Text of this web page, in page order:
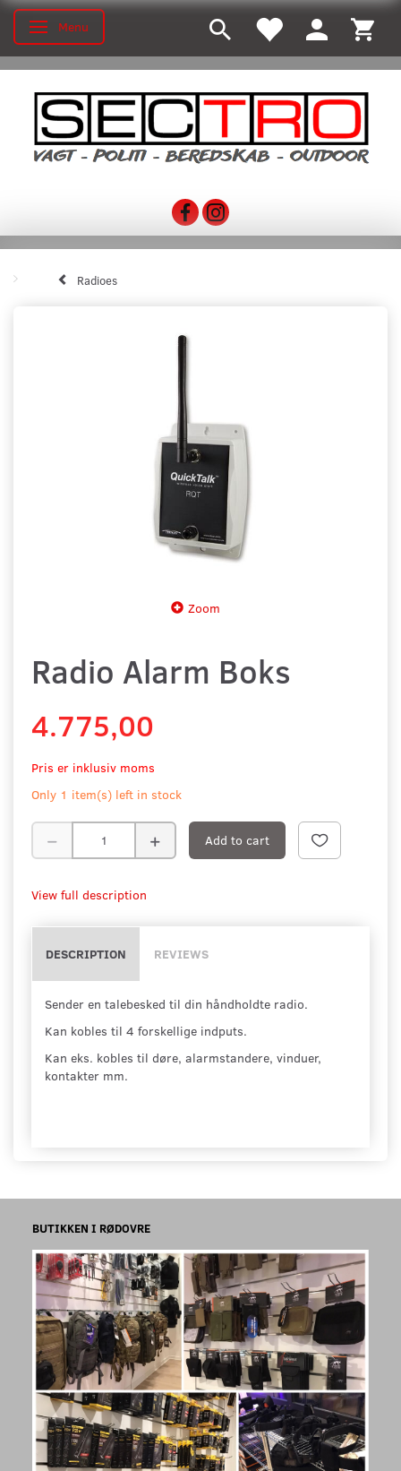
Toggle navigation
Menu
Radioes
Zoom
Radio Alarm Boks
4.775,00
Pris er inklusiv moms
Only 1 item(s) left in stock
Add to cart
View full description
DESCRIPTION REVIEWS
Sender en talebesked til din håndholdte radio.
Kan kobles til 4 forskellige indputs.
Kan eks. kobles til døre, alarmstandere, vinduer,
kontakter mm.
BUTIKKEN I RØDOVRE